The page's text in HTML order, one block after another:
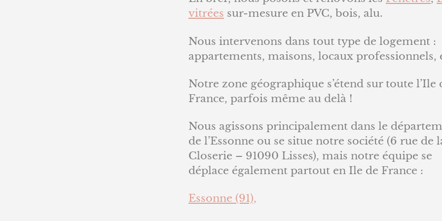
vitrées sur-mesure en PVC, bois, alu.
Nous intervenons dans tout type de logement :
appartements, maisons, locaux professionnels,
Notre zone géographique s’étend sur toute l’Ile
France, parfois même au delà !
Nous agissons principalement dans le
de l’Essonne ou se situe notre société (6 rue de
Closerie – 91090 Lisses), mais notre équipe se
déplace également partout en Ile de France :
Essonne (91),